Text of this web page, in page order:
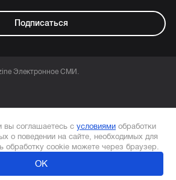
Подписаться
Электронное СМИ.
соглашаетесь с условиями обработки
о поведении на сайте, необходимых для
обработку cookie можете через браузер.
ОК